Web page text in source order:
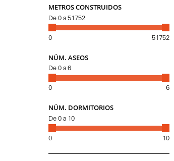
METROS CONSTRUIDOS
De 0 a 51752
0 51752
NÚM. ASEOS
De 0 a 6
0 6
NÚM. DORMITORIOS
De 0 a 10
0 10